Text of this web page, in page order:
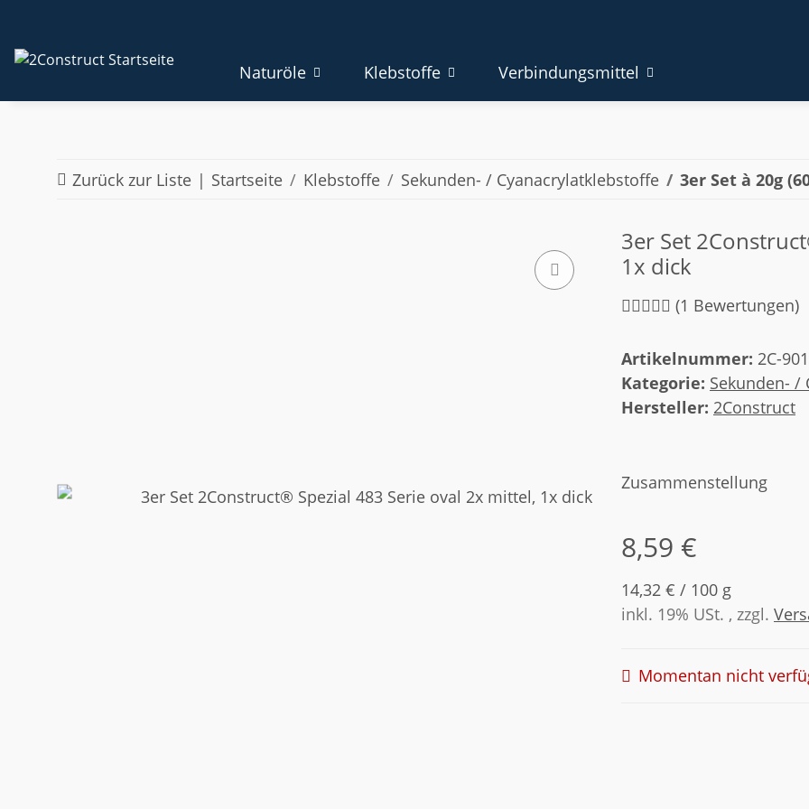
Naturöle Klebstoffe Verbindungsmittel
Zurück zur Liste Startseite Klebstoffe Sekunden- / Cyanacrylatklebstoffe 3er Set à 20g
3er Set
1x dick
(1 Bewertungen)
Artikelnummer: 2C-
Kategorie: Sekunden- /
Hersteller: 2Construct
Zusammenstellung
8,59 €
14,32 € / 100 g
inkl. 19% USt. , zzgl.
Momentan nicht